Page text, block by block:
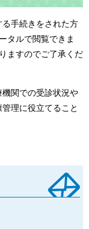
手続きをされた方
タルで閲覧できま
ますのでご了承くだ
関での受診状況や
理に役立てること